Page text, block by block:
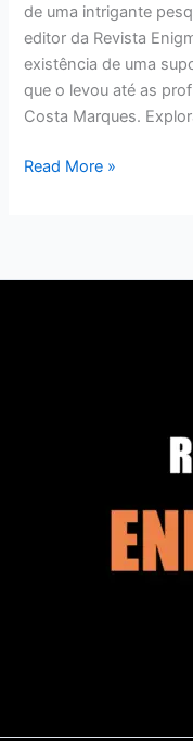
de uma intrigante
editor da Revista
existência de uma
que o levou até as
Costa Marques.
Read More »